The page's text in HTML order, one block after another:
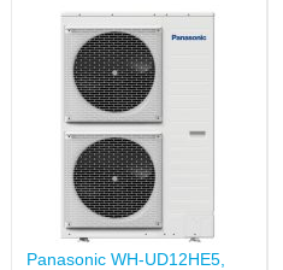
Panasonic WH-UD12HE5,